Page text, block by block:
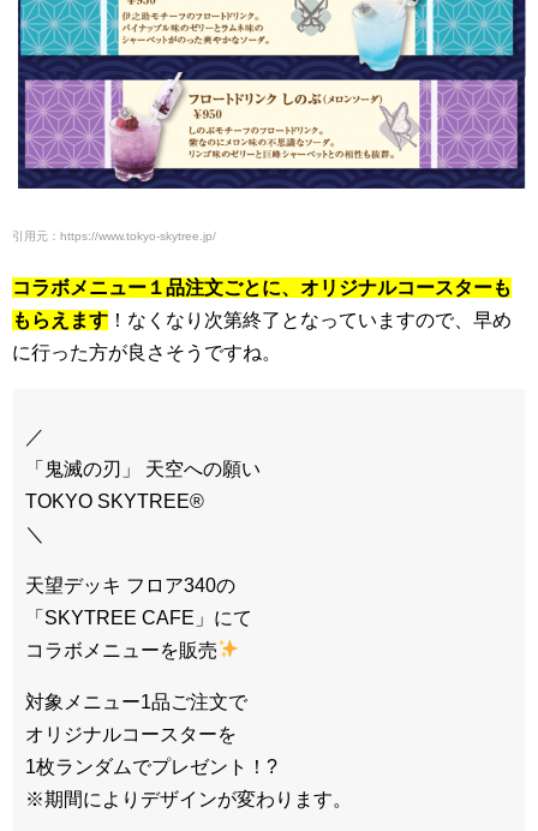
引用元：https://www.tokyo-skytree.jp/
コラボメニュー１品注文ごとに、オリジナルコースターも
もらえます ！なくなり次第終了となっていますので、早め
に行った方が良さそうですね。
／
「鬼滅の刃」 天空への願い
TOKYO SKYTREE®
＼
天望デッキ フロア340の
「SKYTREE CAFE」にて
コラボメニューを販売
対象メニュー1品ご注文で
オリジナルコースターを
1枚ランダムでプレゼント！?
※期間によりデザインが変わります。